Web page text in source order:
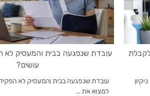
עובדת שנפגעה בבית והמעסיק לא
עושים?
עובדת שנפגעה בבית והמעסיק לא
למצוא את ...
צ’ק ליסט לקבלת